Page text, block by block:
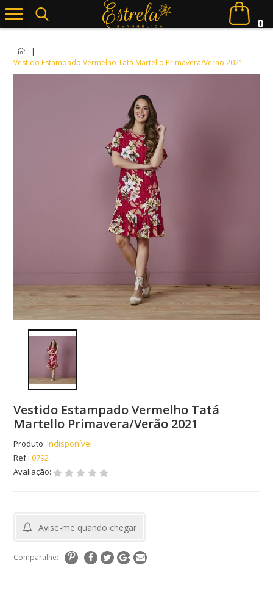
0
|
Vestido Estampado Vermelho Tatá Martello Primavera/Verão 2021
Vestido Estampado Vermelho Tatá
Martello Primavera/Verão 2021
Produto: Indisponível
Ref.:0792
Avaliação:
Avise-me quando chegar
Compartilhe: